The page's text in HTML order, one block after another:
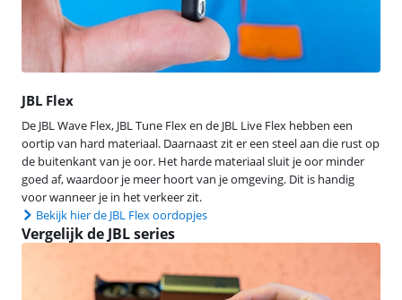
JBL Flex
De JBL Wave Flex, JBL Tune Flex en de JBL Live Flex hebben een
oortip van hard materiaal. Daarnaast zit er een steel aan die rust op
de buitenkant van je oor. Het harde materiaal sluit je oor minder
goed af, waardoor je meer hoort van je omgeving. Dit is handig
voor wanneer je in het verkeer zit.
Bekijk hier de JBL Flex oordopjes
Vergelijk de JBL series